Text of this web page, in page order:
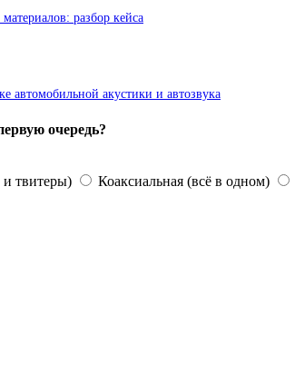
разбор кейса
автомобильной акустики и автозвука
очередь?
твитеры) Коаксиальная (всё в одном)